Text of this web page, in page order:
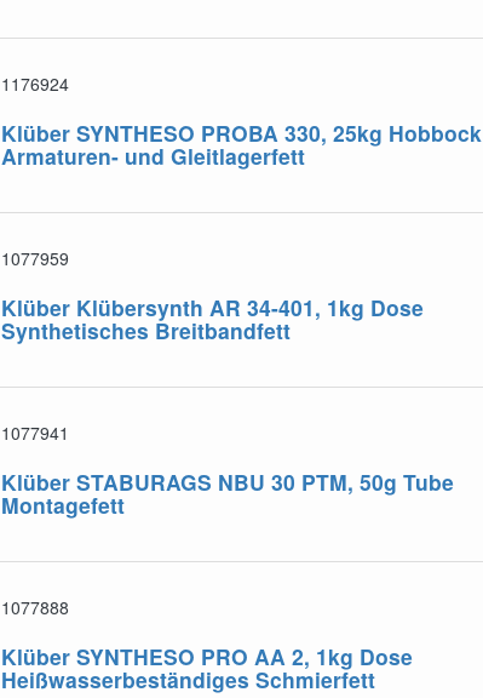
1176924
Klüber SYNTHESO PROBA 330, 25kg Hobbock
Armaturen- und Gleitlagerfett
1077959
Klüber Klübersynth AR 34-401, 1kg Dose
Synthetisches Breitbandfett
1077941
Klüber STABURAGS NBU 30 PTM, 50g Tube
Montagefett
1077888
Klüber SYNTHESO PRO AA 2, 1kg Dose
Heißwasserbeständiges Schmierfett